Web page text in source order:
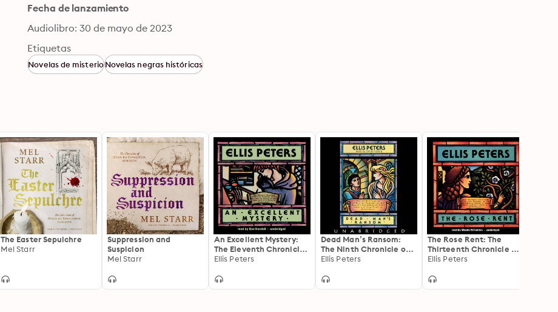
Fecha de lanzamiento
Audiolibro: 30 de mayo de 2023
Etiquetas
Novelas de misterioNovelas negras históricas
The Easter Sepulchre
Mel Starr
Suppression and
Suspicion
Mel Starr
An Excellent Mystery:
The Eleventh Chronicle
of Brother Cadfael
Ellis Peters
Dead Man’s Ransom:
The Ninth Chronicle of
Brother Cadfael
Ellis Peters
The Rose Rent: The
Thirteenth Chronicle of
Brother Cadfael
Ellis Peters